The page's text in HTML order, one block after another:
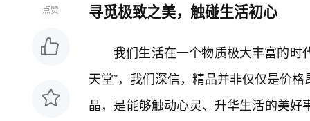
点赞 寻觅极致之美，触碰生活初心
我们生活在一个物质极大丰富的时
天堂”，我们深信，精品并非仅仅是价
晶，是能够触动心灵、升华生活的美